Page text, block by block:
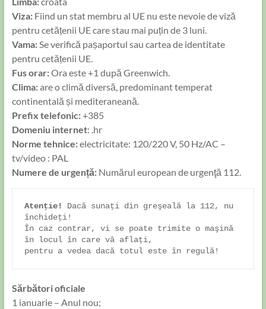
Viza:Fiind un stat membru al UE nu este nevoie de viză
pentru cetățenii UE care stau mai puțin de 3 luni.
Vama:Se verifică pașaportul sau cartea de identitate
pentru cetățenii UE.
Fus orar:Ora este +1 după Greenwich.
Clima:are o climă diversă, predominant temperat
continentală și mediteraneană.
Prefix telefonic:+385
Domeniu internet: .hr
Norme tehnice:electricitate: 120/220 V, 50 Hz/AC –
tv/video : PAL
Numere de urgență: Numărul european de urgenţă 112.
Atenţie!
Dacă sunaţi din greşeală la 112, nu
închideţi!
În caz contrar, vi se poate trimite o maşină
în locul în care vă aflaţi,
Sărbători oficiale
1 ianuarie – Anul nou;